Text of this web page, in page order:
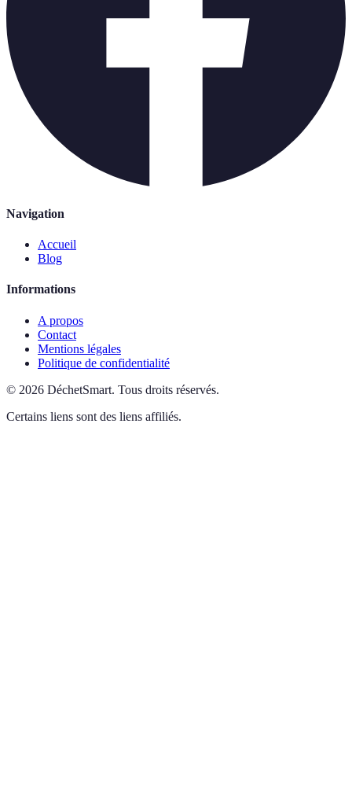
Navigation
Accueil
Blog
Informations
A propos
Contact
Mentions légales
Politique de confidentialité
© 2026 DéchetSmart. Tous droits réservés.
Certains liens sont des liens affiliés.